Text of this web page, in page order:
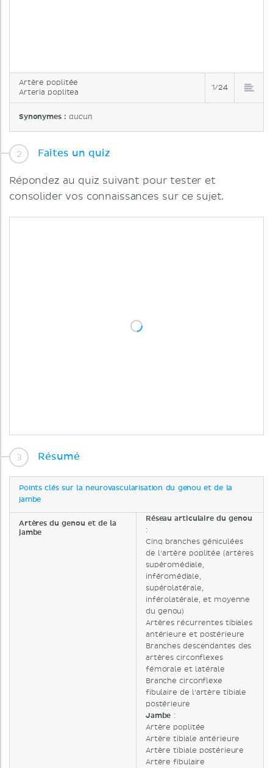
Artère poplitée
Arteria poplitea
1/24
Synonymes :aucun
Faites un quiz
Répondez au quiz suivant pour tester et
consolider vos connaissances sur ce sujet.
Résumé
Points clés sur la neurovascularisation du genou et de la
jambe
Artères du genou et de la
jambe
Réseau articulaire du genou
:
Cinq branches géniculées
de l'artère poplitée (artères
supéromédiale,
inféromédiale,
supérolatérale,
inférolatérale, et moyenne
du genou)
Artères récurrentes tibiales
antérieure et postérieure
Branches descendantes des
artères circonflexes
fémorale et latérale
Branche circonflexe
fibulaire de l'artère tibiale
postérieure
Jambe :
Artère poplitée
Artère tibiale antérieure
Artère tibiale postérieure
Artère fibulaire